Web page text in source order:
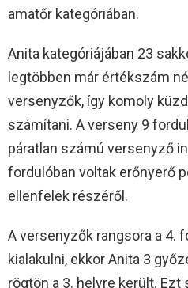
amatőr kategóriában.
Anita kategóriájában 23
legtöbben már értékszám
versenyzők, így komoly
számítani. A verseny 9
páratlan számú versenyző
fordulóban voltak erőnyerő
ellenfelek részéről.
A versenyzők rangsora a 4.
kialakulni, ekkor Anita 3
rögtön a 3. helyre került.